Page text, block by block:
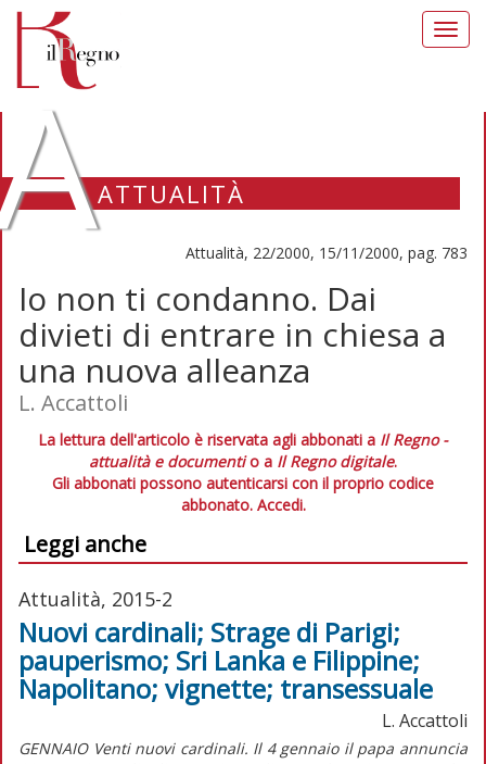
ATTUALITÀ
Attualità, 22/2000, 15/11/2000, pag. 783
Io non ti condanno. Dai
divieti di entrare in chiesa a
una nuova alleanza
L. Accattoli
La lettura dell'articolo è riservata agli abbonati a Il Regno -
attualità e documentio a Il Regno digitale.
Gli abbonati possono autenticarsi con il proprio codice
abbonato. Accedi.
Leggi anche
Attualità, 2015-2
Nuovi cardinali; Strage di Parigi;
pauperismo; Sri Lanka e Filippine;
Napolitano; vignette; transessuale
L. Accattoli
GENNAIO Venti nuovi cardinali. Il 4 gennaio il papa annuncia